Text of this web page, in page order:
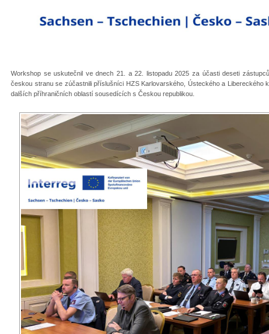
Workshop se uskutečnil ve dnech 21. a 22. listopadu 2025 za účasti deseti
českou stranu se zúčastnili příslušníci HZS Karlovarského, Ústeckého a Libereckého
dalších příhraničních oblastí sousedících s Českou republikou.